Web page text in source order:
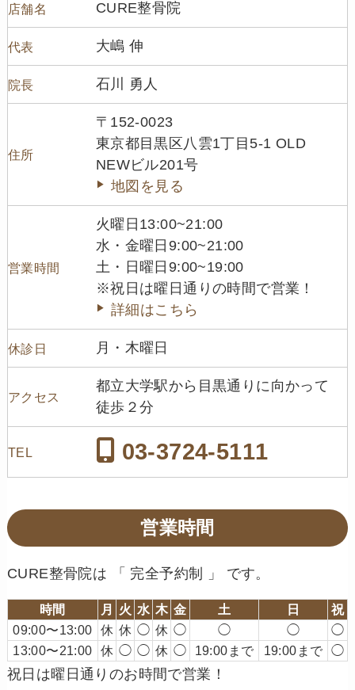
店舗名 CURE整骨院
代表 大嶋 伸
院長 石川 勇人
住所
〒152-0023
東京都目黒区八雲1丁目5-1 OLD
NEWビル201号
地図を見る
営業時間
火曜日13:00~21:00
水・金曜日9:00~21:00
土・日曜日9:00~19:00
※祝日は曜日通りの時間で営業！
詳細はこちら
休診日 月・木曜日
アクセス
都立大学駅から目黒通りに向かって
徒歩２分
TEL 03-3724-5111
営業時間
CURE整骨院は 「 完全予約制 」 です。
時間 月 火 水 木 金 土 日
祝
09:00〜13:00
休 休 ◯ 休 ◯ ◯ ◯
◯
13:00〜21:00
休 ◯ ◯ 休 ◯ 19:00まで 19:00まで ◯
祝日は曜日通りのお時間で営業！